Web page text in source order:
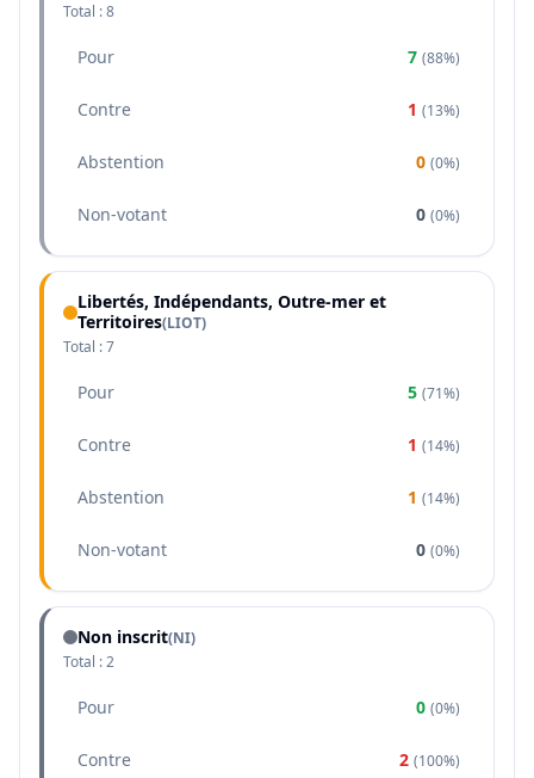
Total :8
Pour 7 (88%)
Contre 1 (13%)
Abstention 0 (0%)
Non-votant 0 (0%)
Libertés, Indépendants, Outre-mer et
Territoires(LIOT)
Total :7
Pour 5 (71%)
Contre 1 (14%)
Abstention 1 (14%)
Non-votant 0 (0%)
Non inscrit(NI)
Total :2
Pour 0 (0%)
Contre 2 (100%)